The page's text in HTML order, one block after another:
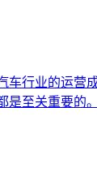
行业的运
是至关重要的